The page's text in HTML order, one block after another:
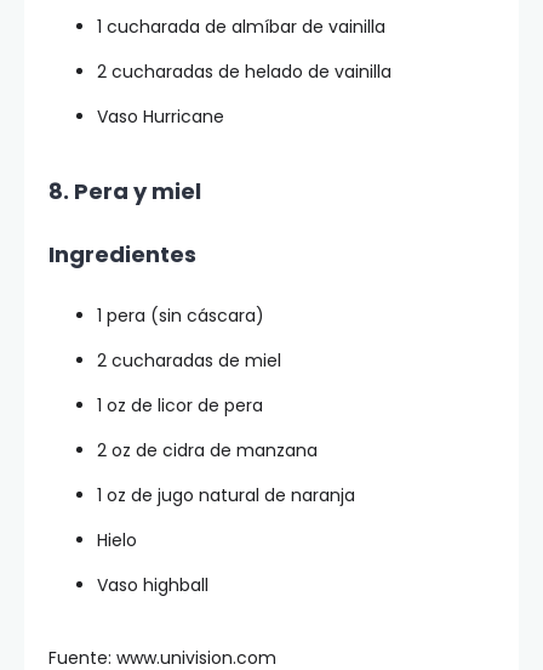
1 cucharada de almíbar de vainilla
2 cucharadas de helado de vainilla
Vaso Hurricane
8. Pera y miel
Ingredientes
1 pera (sin cáscara)
2 cucharadas de miel
1 oz de licor de pera
2 oz de cidra de manzana
1 oz de jugo natural de naranja
Hielo
Vaso highball
Fuente: www.univision.com